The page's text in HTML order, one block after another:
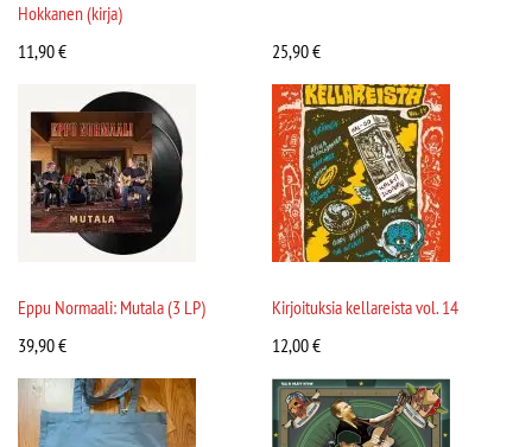
Hokkanen (kirja)
11,90€ 25,90€
Eppu Normaali: Mutala (3 LP)
39,90€
Kirjoituksia kellareista vol. 14
12,00€